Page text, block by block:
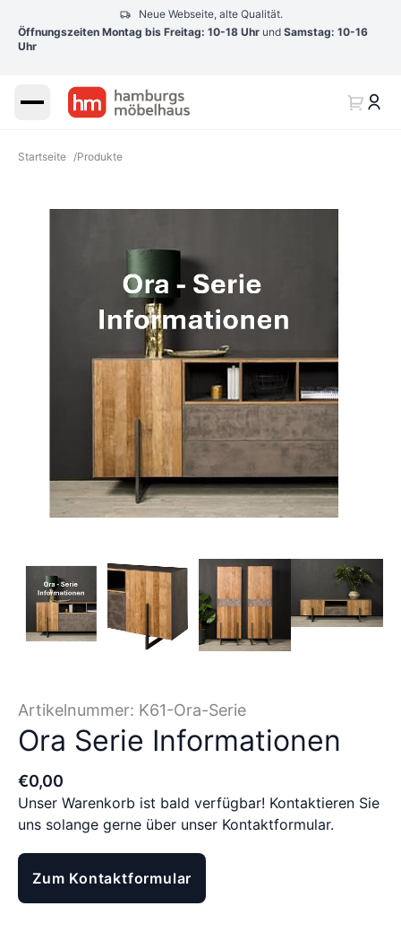
Neue Webseite, alte Qualität.
Öffnungszeiten Montag bis Freitag: 10-18 Uhr und Samstag: 10-16
Uhr
Startseite /Produkte
Artikelnummer: K61-Ora-Serie
Ora Serie Informationen
€0,00
Unser Warenkorb ist bald verfügbar! Kontaktieren Sie
uns solange gerne über unser Kontaktformular.
Zum Kontaktformular